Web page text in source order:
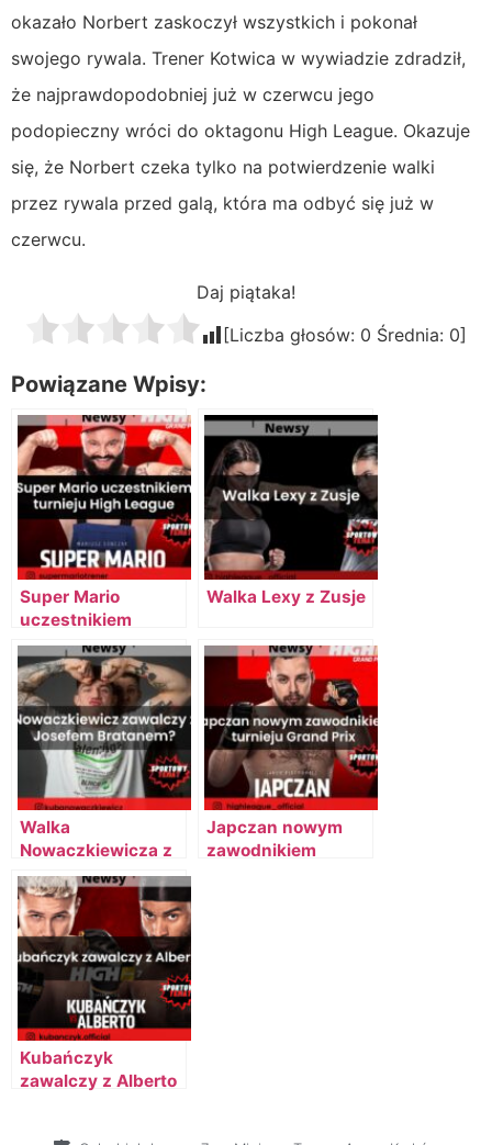
okazało Norbert zaskoczył wszystkich i pokonał
swojego rywala. Trener Kotwica w wywiadzie zdradził,
że najprawdopodobniej już w czerwcu jego
podopieczny wróci do oktagonu High League. Okazuje
się, że Norbert czeka tylko na potwierdzenie walki
przez rywala przed galą, która ma odbyć się już w
czerwcu.
Daj piątaka!
[Liczba głosów: 0 Średnia: 0]
Powiązane Wpisy:
Super Mario
uczestnikiem
turnieju High
League
Walka Lexy z Zusje
Walka
Nowaczkiewicza z
Josefem Bratanem
na gali Fame Friday
Arena #1
[AKTUALIZACJA]
Japczan nowym
zawodnikiem
Kubańczyk
zawalczy z Alberto